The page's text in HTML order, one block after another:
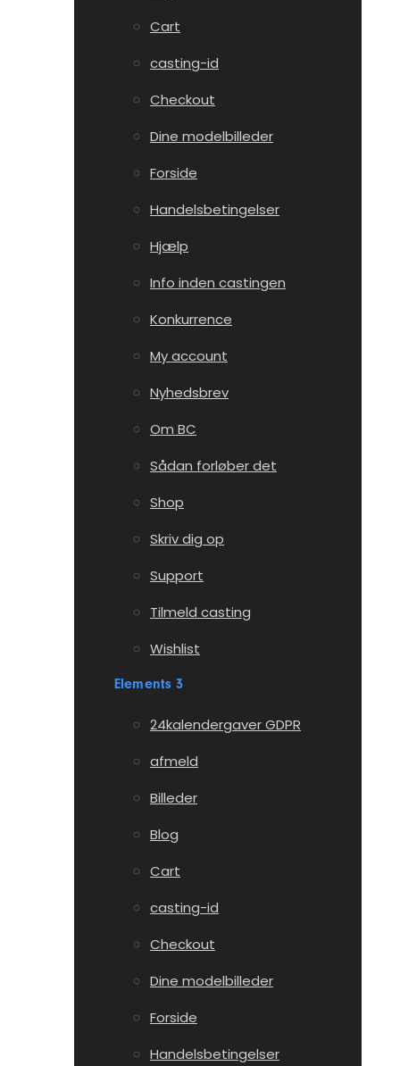
Cart
casting-id
Checkout
Dine modelbilleder
Forside
Handelsbetingelser
Hjælp
Info inden castingen
Konkurrence
My account
Nyhedsbrev
Om BC
Sådan forløber det
Shop
Skriv dig op
Support
Tilmeld casting
Wishlist
Elements 3
24kalendergaver GDPR
afmeld
Billeder
Blog
Cart
casting-id
Checkout
Dine modelbilleder
Forside
Handelsbetingelser